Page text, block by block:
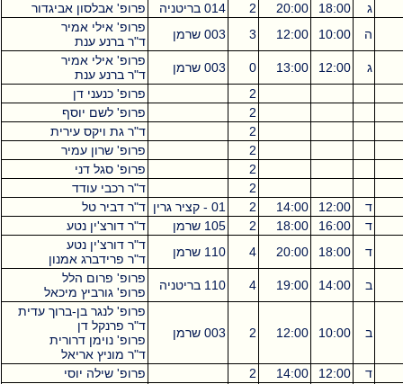
ג
18:00
20:00
2 014 בריטניה
פרופ' אבלסון אביגדור
ה
10:00
12:00
3 003 שרמן
פרופ' אילי אמיר
ד"ר ברנע ענת
ג
12:00
13:00
0 003 שרמן
פרופ' אילי אמיר
ד"ר ברנע ענת
2
פרופ' כנעני דן
2
פרופ' לשם יוסף
2
ד"ר גת ויקס עירית
2
פרופ' שרון עמיר
2
פרופ' סגל דני
2
ד"ר רכבי עודד
ד
12:00
14:00
2 01 - קציר גרין
ד"ר דביר טל
ד
16:00
18:00
2 105 שרמן
ד"ר דורצ'ין נטע
ד
18:00
20:00
4 110 שרמן
ד"ר דורצ'ין נטע
ד"ר פרידברג אמנון
ב
14:00
19:00
4 110 בריטניה
פרופ' פרום הלל
פרופ' גורביץ מיכאל
ב 10:00
12:00
2 003 שרמן
פרופ' לנגר בן-ברוך עדית
ד"ר פרנקל דן
פרופ' נוימן דרורית
ד"ר מוניץ אריאל
ד
12:00
14:00
2
פרופ' שילה יוסי